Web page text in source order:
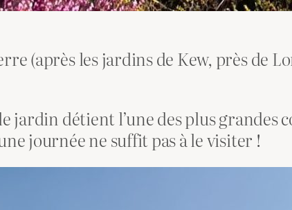
(après les jardins de Kew, près de
jardin détient l’une des plus grandes
journée ne suffit pas à le visiter !